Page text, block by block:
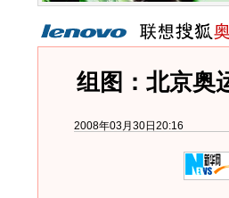
组图：北京奥
2008年03月30日20:16